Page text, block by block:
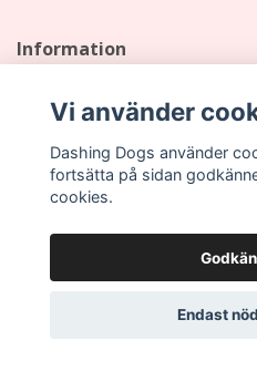
Information
Sociala medier
© 2026
Vi använder
Dashing Dogs använder
fortsätta på sidan
cookies.
Endast